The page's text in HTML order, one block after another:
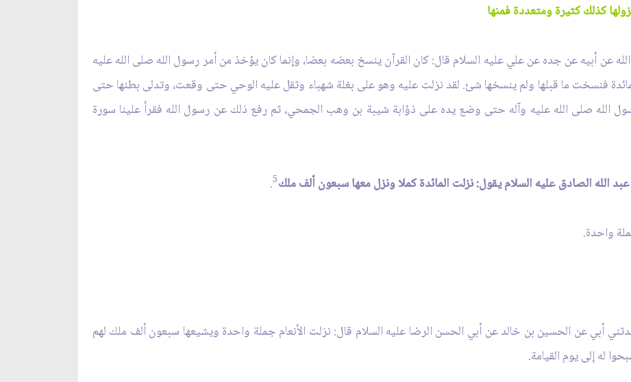
كذلك كثيرة ومتعددة فمنها
عن أبيه عن جده عن علي عليه السلام قال: كان القرآن ينسخ بعضه بعضا، وإنما كان يؤخذ من أمر رسول الله صلى الله عليه
فنسخت ما قبلها ولم ينسخها شئ. لقد نزلت عليه وهو على بغلة شهباء وثقل عليه الوحي حتى وقعت، وتدلى بطنها حتى
الله صلى الله عليه وآله حتى وضع يده على ذؤابة شيبة بن وهب الجمحي، ثم رفع ذلك عن رسول الله فقرأ علينا سورة
الله الصادق عليه السلام يقول: نزلت المائدة كملا ونزل معها سبعون ألف ملك5
.
واحدة.
أبي عن الحسين بن خالد عن أبي الحسن الرضا عليه السلام قال: نزلت الأنعام جملة واحدة ويشيعها سبعون ألف ملك لهم
له إلى يوم القيامة.